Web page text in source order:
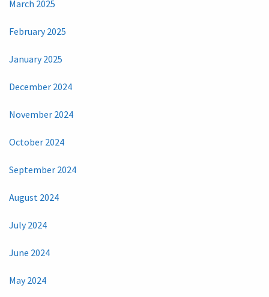
March 2025
February 2025
January 2025
December 2024
November 2024
October 2024
September 2024
August 2024
July 2024
June 2024
May 2024